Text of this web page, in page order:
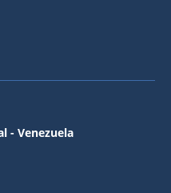
- Venezuela